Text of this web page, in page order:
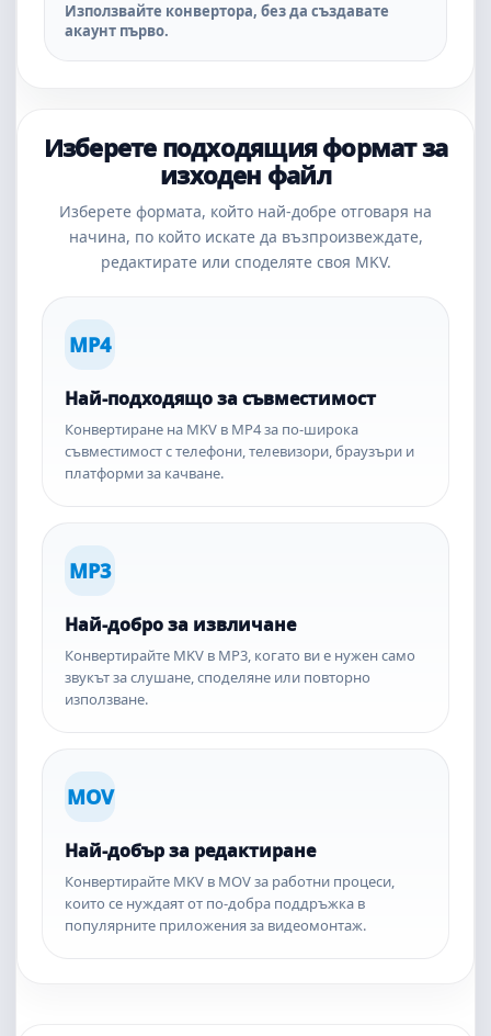
Използвайте конвертора, без да създавате
акаунт първо.
Изберете подходящия формат за
изходен файл
Изберете формата, който най-добре отговаря на
начина, по който искате да възпроизвеждате,
редактирате или споделяте своя MKV.
MP4
Най-подходящо за съвместимост
Конвертиране на MKV в MP4 за по-широка
съвместимост с телефони, телевизори, браузъри и
платформи за качване.
MP3
Най-добро за извличане
Конвертирайте MKV в MP3, когато ви е нужен само
звукът за слушане, споделяне или повторно
използване.
MOV
Най-добър за редактиране
Конвертирайте MKV в MOV за работни процеси,
които се нуждаят от по-добра поддръжка в
популярните приложения за видеомонтаж.